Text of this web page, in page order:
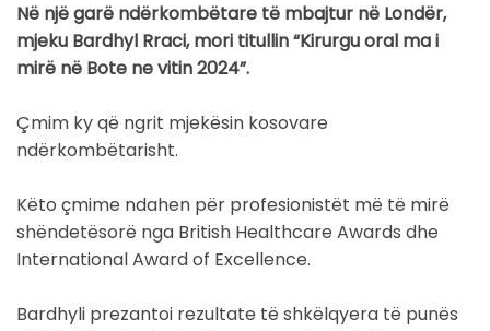
Në një garë ndërkombëtare të mbajtur në Londër,
mjeku Bardhyl Rraci, mori titullin “Kirurgu oral ma i
mirë në Bote ne vitin 2024”.
Çmim ky që ngrit mjekësin kosovare
ndërkombëtarisht.
Këto çmime ndahen për profesionistët më të mirë
shëndetësorë nga British Healthcare Awards dhe
International Award of Excellence.
Bardhyli prezantoi rezultate të shkëlqyera të punës